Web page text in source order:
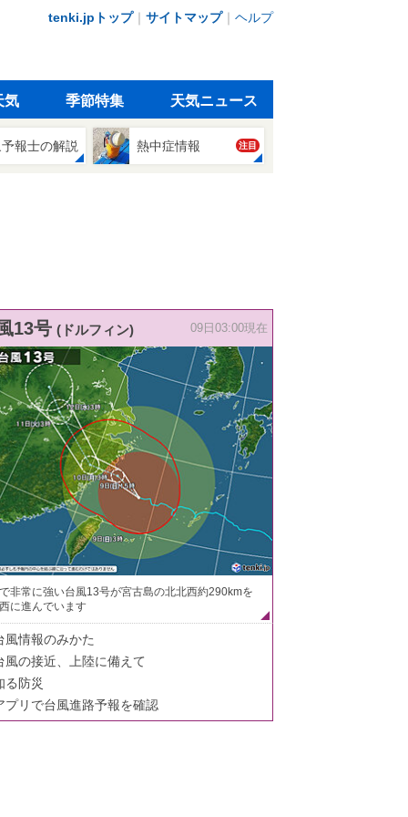
tenki.jpトップ｜ サイトマップ｜ ヘルプ
気 季節特集 天気ニュース
報士の解説 熱中症情報 注目
13号 (ドルフィン) 09日03:00現在
非常に強い台風13号が宮古島の北北西約290kmを
に進んでいます
風情報のみかた
風の接近、上陸に備えて
る防災
プリで台風進路予報を確認